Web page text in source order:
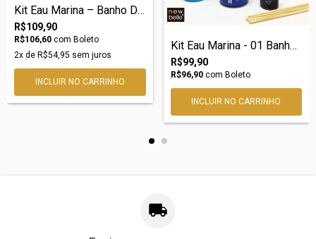
Kit Eau Marina – Banho Duas Fases 60ml +...
R$109,90
R$106,60 com Boleto
2x de R$54,95 sem juros
Kit Eau Marina - 01 Banho Duas Fases 60m...
R$99,90
R$96,90 com Boleto